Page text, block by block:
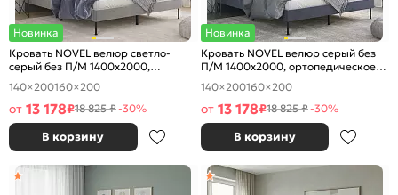
Новинка
Кровать NOVEL велюр светло-
серый без П/М 1400x2000,
ортопедическое основание,
изголовье мягкое
140×200160×200
от 13 178₽18 825 ₽-30%
В корзину
Новинка
Кровать NOVEL велюр серый без
П/М 1400x2000, ортопедическое
основание, изголовье мягкое
140×200160×200
от 13 178₽18 825 ₽-30%
В корзину